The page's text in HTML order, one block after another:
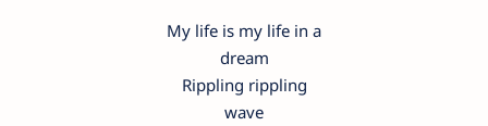
My life is my life in a
dream
Rippling rippling
wave